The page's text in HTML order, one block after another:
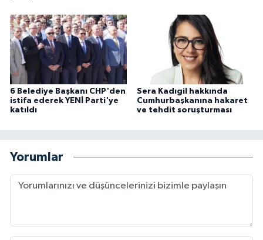
6 Belediye Başkanı CHP'den
istifa ederek YENİ Parti'ye
katıldı
Sera Kadıgil hakkında
Cumhurbaşkanına hakaret
ve tehdit soruşturması
Yorumlar